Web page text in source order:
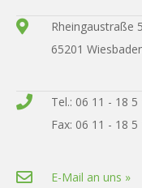
Rheingaustraße
65201
Tel.: 06 11 - 18 5
Fax: 06 11 - 18 5
E-Mail an uns »